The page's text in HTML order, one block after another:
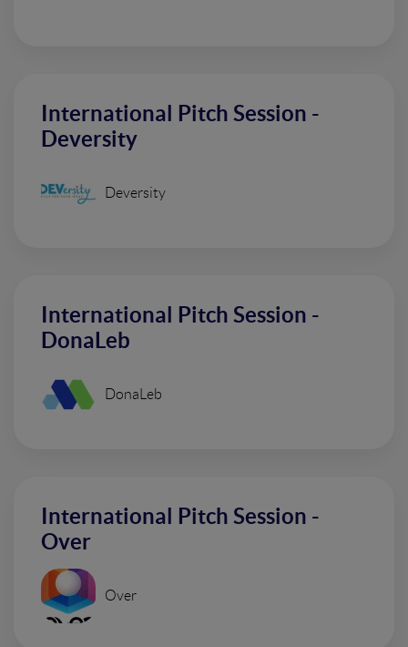
International Pitch Session -
Deversity
Deversity
International Pitch Session -
DonaLeb
DonaLeb
International Pitch Session -
Over
Over